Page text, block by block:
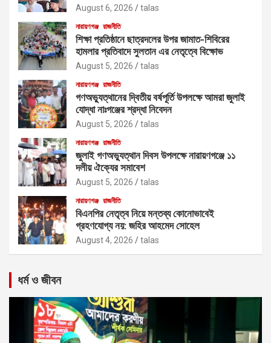
August 6, 2026 talas
নারায়ণগঞ্জ রাজনীতি
শিক্ষা প্রতিষ্ঠানে ছাত্রদলের উপর জামাত-শিবিরের
হামলার প্রতিবাদে সুলতান এর নেতৃত্বে বিক্ষোভ
August 5, 2026 talas
নারায়ণগঞ্জ রাজনীতি
গণঅভ্যুত্থানের দ্বিতীয় বর্ষপূর্তি উপলক্ষে আমরা জুলাই
যোদ্ধা নাঃগঞ্জের শ্রদ্ধা নিবেদন
August 5, 2026 talas
নারায়ণগঞ্জ রাজনীতি
জুলাই গণঅভ্যুত্থান দিবস উপলক্ষে নারায়ণগঞ্জে ১১
দলীয় ঐক্যের সমাবেশ
August 5, 2026 talas
নারায়ণগঞ্জ রাজনীতি
বিএনপির নেতৃত্ব নিয়ে মন্তব্য কোনোভাবেই
গ্রহণযোগ্য নয়: জহির আহমেদ সোহেল
August 4, 2026 talas
ধর্ম ও জীবন